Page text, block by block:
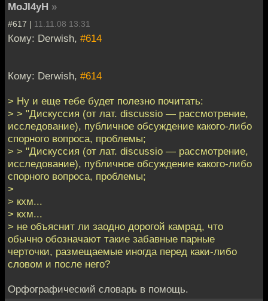
MoJI4yH »
#617 | 11.11.08 13:31
Кому: Derwish, #614
Кому: Derwish, #614
> Ну и еще тебе будет полезно почитать:
> > "Дискуссия (от лат. discussio — рассмотрение,
исследование), публичное обсуждение какого-либо
спорного вопроса, проблемы;
> > "Дискуссия (от лат. discussio — рассмотрение,
исследование), публичное обсуждение какого-либо
спорного вопроса, проблемы;
>
> кхм...
> кхм...
> не объяснит ли заодно дорогой камрад, что
обычно обозначают такие забавные парные
черточки, размещаемые иногда перед каки-либо
словом и после него?
Орфографический словарь в помощь.